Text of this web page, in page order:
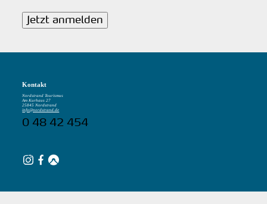
Jetzt anmelden
Kontakt
Nordstrand Tourismus
Am Kurhaus 27
25845 Nordstrand
info@nordstrand.de
0 48 42 454